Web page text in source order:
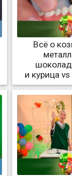
Всё о
и курица